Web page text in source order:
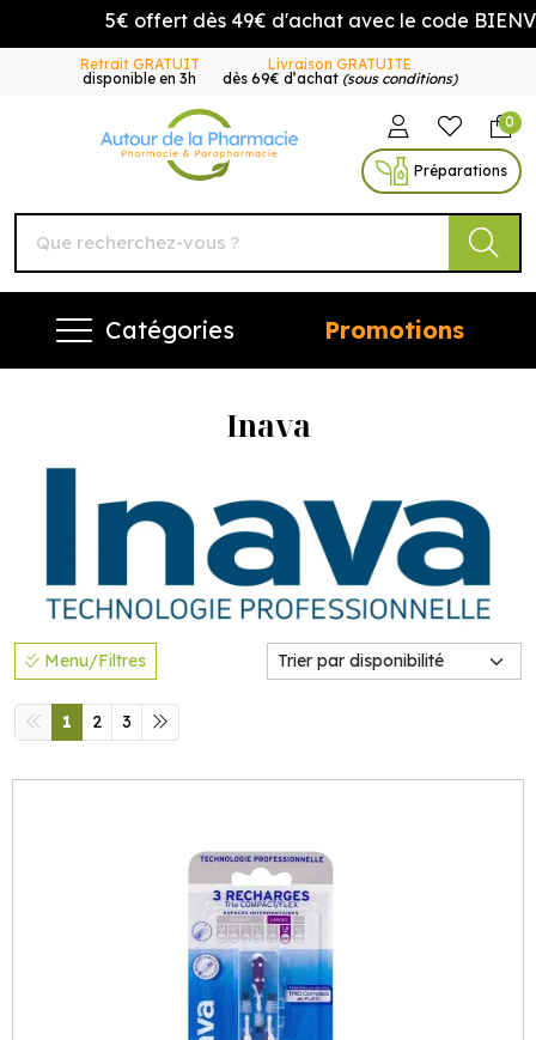
5€ offert dès 49€ d'achat avec le code
Retrait GRATUIT
disponible en 3h
Livraison GRATUITE
dès 69€ d’achat (sous conditions)
Autour de la Pharmacie
0
Préparations
Catégories Promotions
Inava
Menu/Filtres
1 2 3